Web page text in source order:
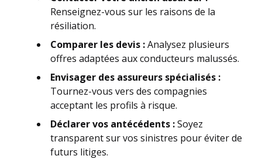
Renseignez-vous sur les raisons de la
résiliation.
Comparer les devis :Analysez plusieurs
offres adaptées aux conducteurs malussés.
Envisager des assureurs spécialisés :
Tournez-vous vers des compagnies
acceptant les profils à risque.
Déclarer vos antécédents :Soyez
transparent sur vos sinistres pour éviter de
futurs litiges.